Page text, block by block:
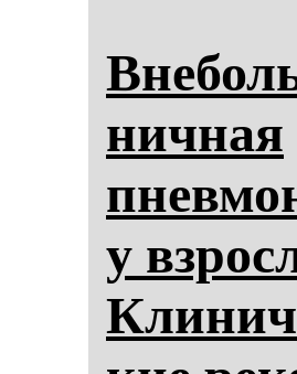
нич­ная
у